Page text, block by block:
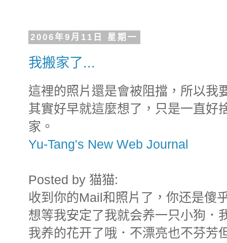
2006年9月11日 星期一
我搬家了...
這裡的照片還是會被阻擋，所以我
其實好早就這麼想了，只是一直好
家。
Yu-Tang's New Web Journal
Posted by 猫猫:
收到你的Mail和照片了，你还是傻
想等我安定了我就会养一只小狗．
我养的花开了哦．不漂亮也不芬芳